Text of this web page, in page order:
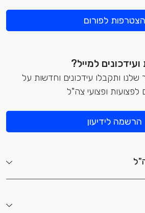
הצטרפות לפורום
למייל?
שלנו ותקבלו עידכונים וחדשות על
לפצועות ופצועי צה"ל
הרשמה לידיעון